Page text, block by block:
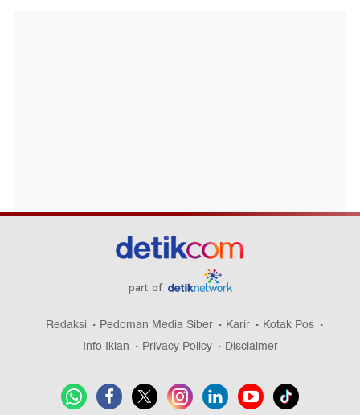
part of
Redaksi Pedoman Media Siber Karir
Kotak Pos
Info Iklan
Privacy Policy Disclaimer